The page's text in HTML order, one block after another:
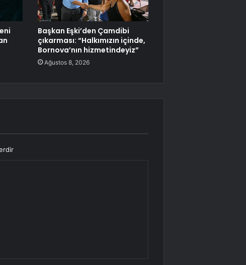
Başkan Eşki’den Çamdibi
çıkarması: “Halkımızın içinde,
Bornova’nın hizmetindeyiz”
Ağustos 8, 2026